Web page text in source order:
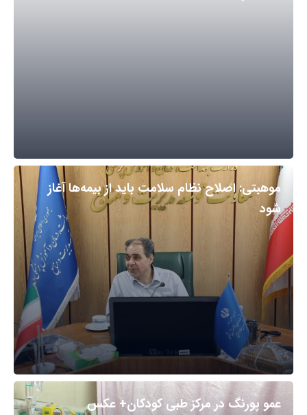
موهبتی: اصلاح نظام سلامت باید از بیمه‌ها آغاز
شود
عمو پورنگ در مرکز طبی کودکان+ عکس